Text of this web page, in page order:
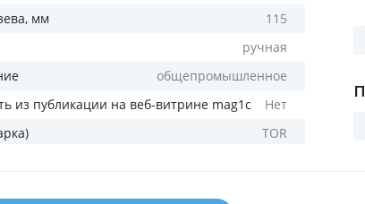
мм
115
ручная
общепромышленное
из публикации на веб-витрине mag1c
Нет
TOR